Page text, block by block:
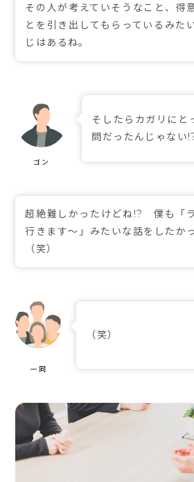
その人が考えていそうなこと、得
とを引き出してもらっているみた
じはあるね。
そしたらカガリにと
問だったんじゃない
超絶難しかったけどね!? 僕も「
行きます～」みたいな話をしたか
（笑）
（笑）